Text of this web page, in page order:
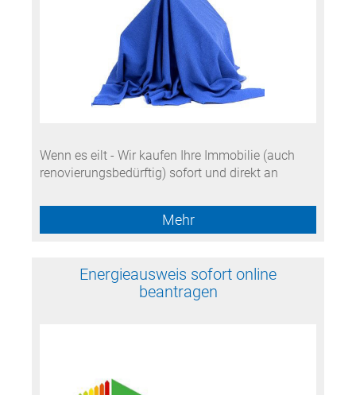
Wenn es eilt - Wir kaufen Ihre Immobilie (auch
renovierungsbedürftig) sofort und direkt an
Mehr
Energieausweis sofort online
beantragen